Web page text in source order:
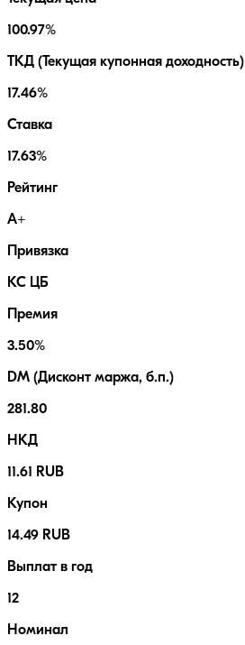
100.97%
ТКД (Текущая купонная доходность)
17.46%
Ставка
17.63%
Рейтинг
A+
Привязка
КС ЦБ
Премия
3.50%
DM (Дисконт маржа, б.п.)
281.80
НКД
11.61 RUB
Купон
14.49 RUB
Выплат в год
12
Номинал